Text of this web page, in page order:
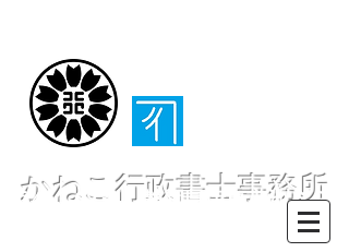
かねこ行政書士事務所
〒413-0234 静岡県伊東市池６２